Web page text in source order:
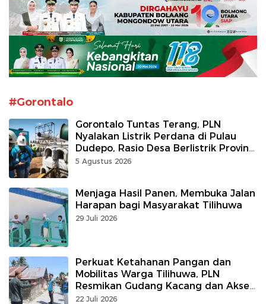
#Gorontalo
Gorontalo Tuntas Terang, PLN
Nyalakan Listrik Perdana di Pulau
Dudepo, Rasio Desa Berlistrik Provinsi
Gorontalo Capai 100 Persen
5 Agustus 2026
Menjaga Hasil Panen, Membuka Jalan
Harapan bagi Masyarakat Tilihuwa
29 Juli 2026
Perkuat Ketahanan Pangan dan
Mobilitas Warga Tilihuwa, PLN
Resmikan Gudang Kacang dan Akses
Paving Blok
22 Juli 2026